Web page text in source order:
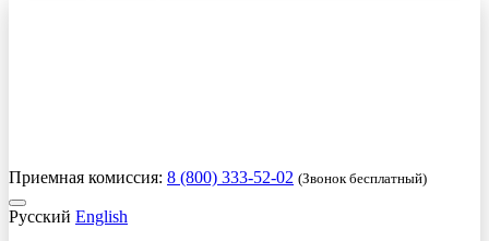
Приемная комиссия: 8 (800) 333-52-02 (Звонок бесплатный)
Русский English